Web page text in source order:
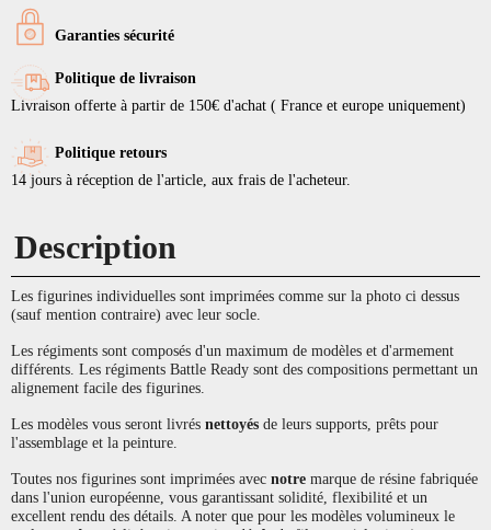
Garanties sécurité
Politique de livraison
Livraison offerte à partir de 150€ d'achat ( France et europe uniquement)
Politique retours
14 jours à réception de l'article, aux frais de l'acheteur.
Description
Les figurines individuelles sont imprimées comme sur la photo ci dessus
(sauf mention contraire) avec leur socle.
Les régiments sont composés d'un maximum de modèles et d'armement
différents. Les régiments Battle Ready sont des compositions permettant un
alignement facile des figurines.
Les modèles vous seront livrés nettoyés de leurs supports, prêts pour
l'assemblage et la peinture.
Toutes nos figurines sont imprimées avec notre marque de résine fabriquée
dans l'union européenne, vous garantissant solidité, flexibilité et un
excellent rendu des détails. A noter que pour les modèles volumineux le